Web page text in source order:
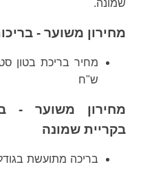
שמונה.
מחירון משוער -
ש"ח
מחירון משוער -
בקריית שמונה